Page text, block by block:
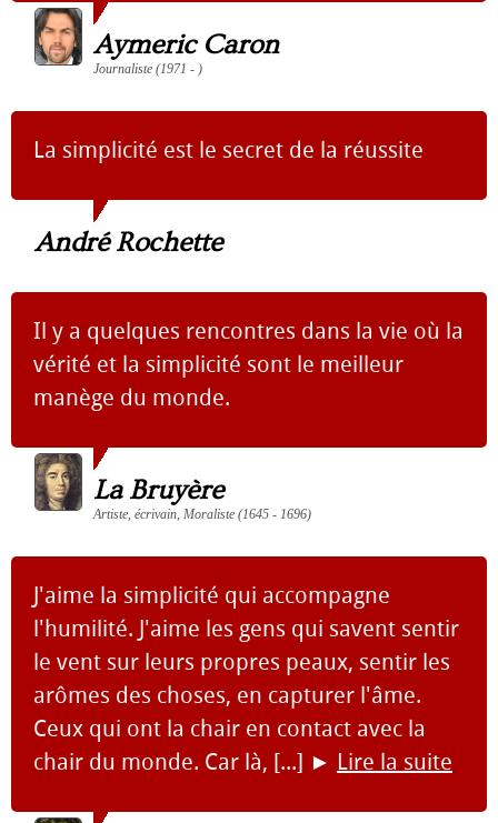
Aymeric Caron
Journaliste (1971 - )
La simplicité est le secret de la réussite
André Rochette
Il y a quelques rencontres dans la vie où la
vérité et la simplicité sont le meilleur
manège du monde.
La Bruyère
Artiste, écrivain, Moraliste (1645 - 1696)
J'aime la simplicité qui accompagne
l'humilité. J'aime les gens qui savent sentir
le vent sur leurs propres peaux, sentir les
arômes des choses, en capturer l'âme.
Ceux qui ont la chair en contact avec la
chair du monde. Car là, [...] ► Lire la suite